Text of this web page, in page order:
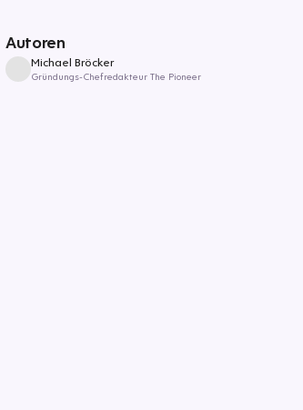
Autoren
Michael Bröcker
Gründungs-Chefredakteur The Pioneer